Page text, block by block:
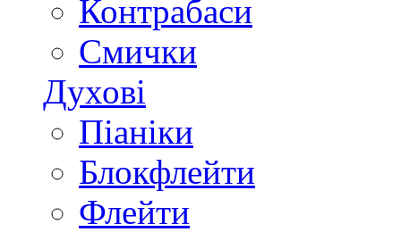
Контрабаси
Смички
Духові
Піаніки
Блокфлейти
Флейти